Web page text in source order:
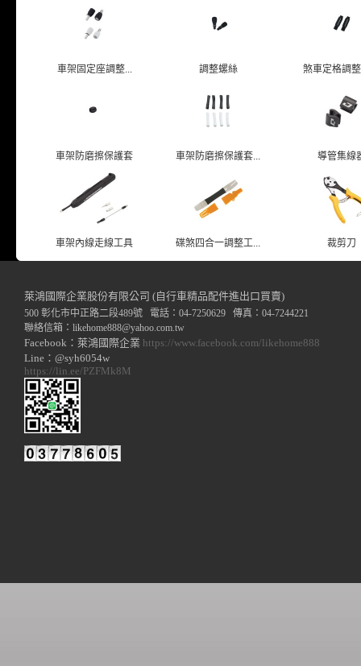
車架固定座調整... 調整螺絲 煞車定格調
車架防磨擦保護套 車架防磨擦保護套... 導管集線
車架內線走線工具 碟煞四合一調整工... 裁剪刀
萊鴻國際企業股份有限公司 (自行車精品配件進出口買賣)
500 彰化市中正路二段489號 電話：04-7250629 傳真：04-7244221
聯絡信箱： likehome888@yahoo.com.tw
Facebook：萊鴻國際企業 https://www.facebook.com/likehome888
Line：@syh6054w
https://lin.ee/PZFMk8M